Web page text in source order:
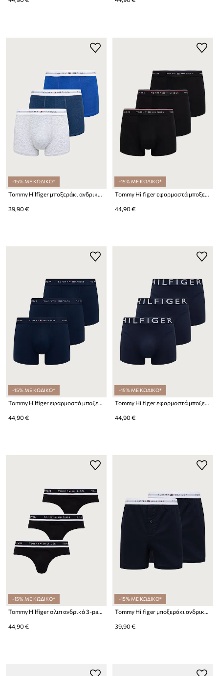
-15% ΜΕ ΚΩΔΙΚΟ*
39,90 €
-15% ΜΕ ΚΩΔΙΚΟ*
44,90 €
-15% ΜΕ ΚΩΔΙΚΟ*
Tommy Hilfiger εφαρμοστά μποξεράκια Ανδρικά 3-pack
44,90 €
-15% ΜΕ ΚΩΔΙΚΟ*
Tommy Hilfiger εφαρμοστά μποξεράκια ανδρικά βαμβακερά με ελαστάν 3-pack
44,90 €
-15% ΜΕ ΚΩΔΙΚΟ*
Tommy Hilfiger σλιπ ανδρικά 3-pack
44,90 €
-15% ΜΕ ΚΩΔΙΚΟ*
Tommy Hilfiger μποξεράκι ανδρικό βαμβακερό 2-pack
39,90 €